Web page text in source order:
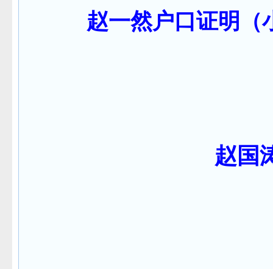
赵一然户口证明（
赵国